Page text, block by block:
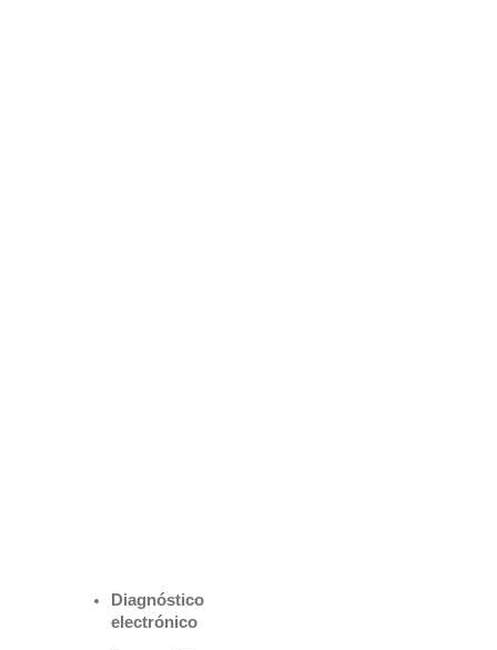
Diagnóstico
electrónico